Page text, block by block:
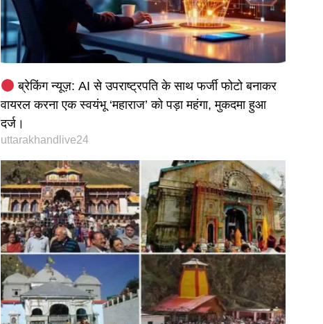
ब्रेकिंग न्यूज़: AI से उपराष्ट्रपति के साथ फर्जी फोटो बनाकर
वायरल करना एक स्वयंभू ‘महाराज’ को पड़ा महंगा, मुकदमा हुआ
दर्ज।
uttarakhandlive24